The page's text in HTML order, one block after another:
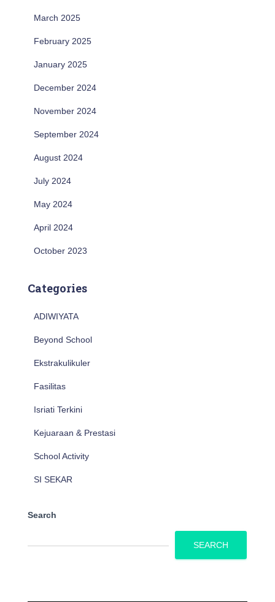
March 2025
February 2025
January 2025
December 2024
November 2024
September 2024
August 2024
July 2024
May 2024
April 2024
October 2023
Categories
ADIWIYATA
Beyond School
Ekstrakulikuler
Fasilitas
Isriati Terkini
Kejuaraan & Prestasi
School Activity
SI SEKAR
Search
SEARCH